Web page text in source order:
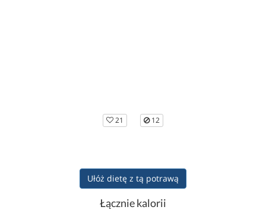
21 12
Ułóż dietę z tą potrawą
Łącznie kalorii